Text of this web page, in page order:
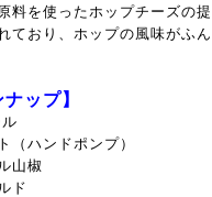
料を使ったホップチーズの
ており、ホップの風味がふ
ップ】
ハンドポンプ）
山椒
ド